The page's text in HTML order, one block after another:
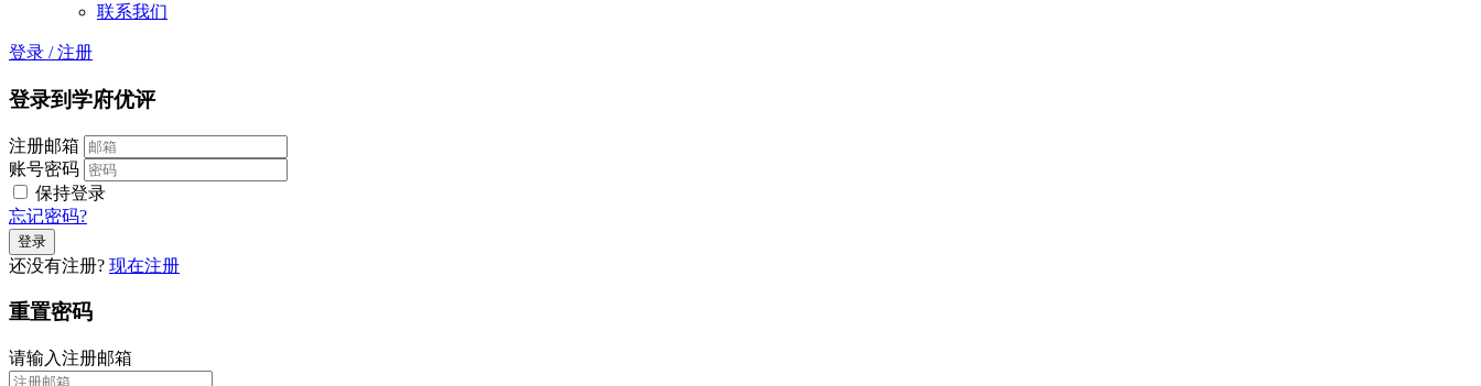
联系我们
登录 / 注册
登录到学府优评
注册邮箱
账号密码
保持登录
忘记密码?
还没有注册? 现在注册
重置密码
请输入注册邮箱